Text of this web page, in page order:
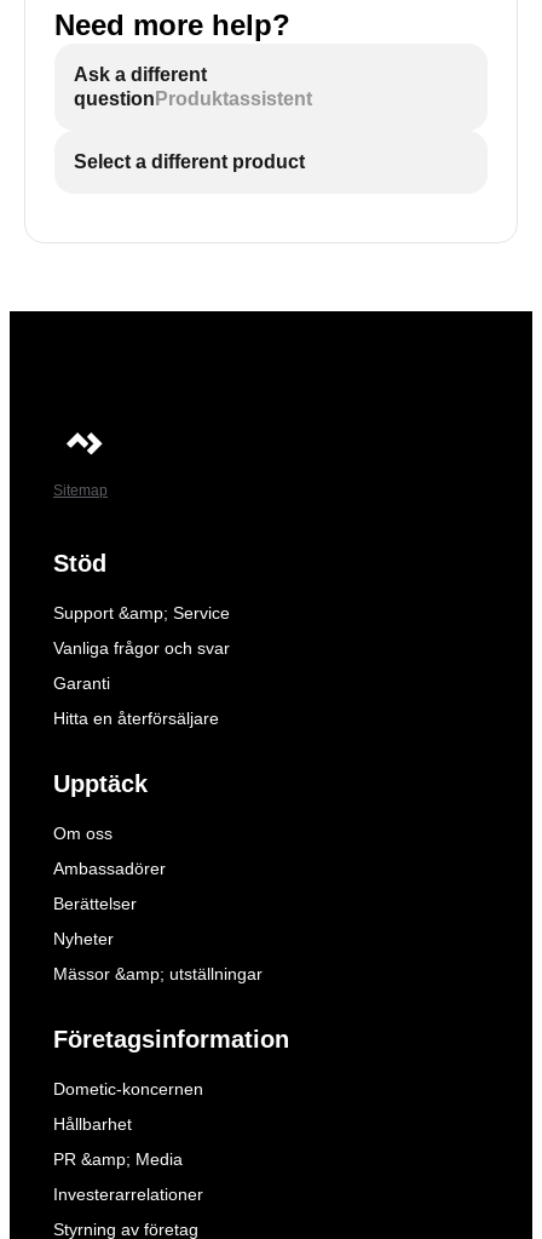
Need more help?
Ask a different
question Produktassistent
Select a different product
Sitemap
Stöd
Support &amp; Service
Vanliga frågor och svar
Garanti
Hitta en återförsäljare
Upptäck
Om oss
Ambassadörer
Berättelser
Nyheter
Mässor &amp; utställningar
Företagsinformation
Dometic-koncernen
Hållbarhet
PR &amp; Media
Investerarrelationer
Styrning av företag